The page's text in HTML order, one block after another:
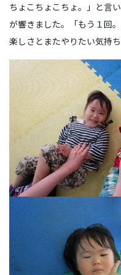
ちょこちょこちょ。」と言
が響きました。「もう１回
楽しさとまたやりたい気持